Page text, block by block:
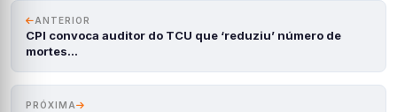
ANTERIOR
CPI convoca auditor do TCU que ‘reduziu’ número de
mortes…
PRÓXIMA